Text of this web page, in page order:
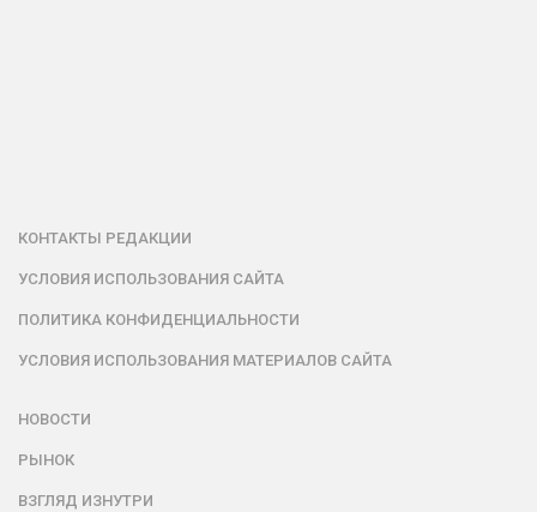
КОНТАКТЫ РЕДАКЦИИ
УСЛОВИЯ ИСПОЛЬЗОВАНИЯ САЙТА
ПОЛИТИКА КОНФИДЕНЦИАЛЬНОСТИ
УСЛОВИЯ ИСПОЛЬЗОВАНИЯ МАТЕРИАЛОВ САЙТА
НОВОСТИ
РЫНОК
ВЗГЛЯД ИЗНУТРИ